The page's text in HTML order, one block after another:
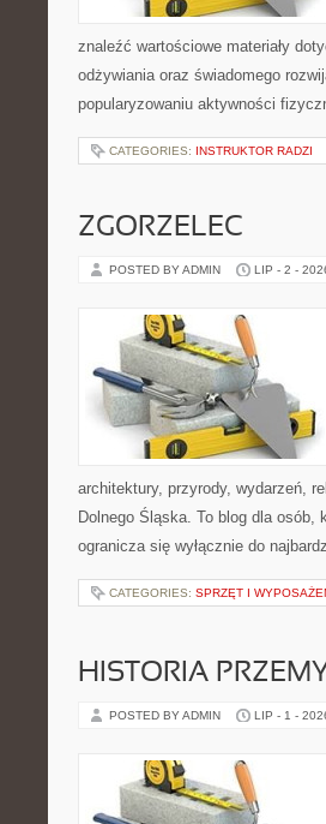
znaleźć wartościowe materiały
odżywiania oraz świadomego
popularyzowaniu aktywności
CATEGORIES: INSTRUKTOR RADZI
ZGORZELEC
POSTED BY ADMIN LIP - 2 -
architektury, przyrody, wydarzeń,
Dolnego Śląska. To blog dla osób,
ogranicza się wyłącznie do
CATEGORIES: SPRZĘT I
HISTORIA
POSTED BY ADMIN LIP - 1 -